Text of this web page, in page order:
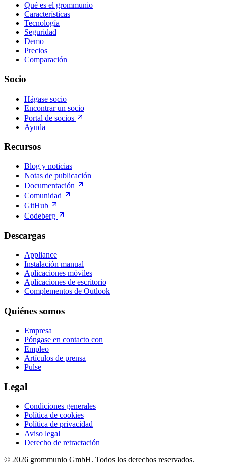
Qué es el grommunio
Características
Tecnología
Seguridad
Demo
Precios
Comparación
Socio
Hágase socio
Encontrar un socio
Portal de socios
Ayuda
Recursos
Blog y noticias
Notas de publicación
Documentación
Comunidad
GitHub
Codeberg
Descargas
Appliance
Instalación manual
Aplicaciones móviles
Aplicaciones de escritorio
Complementos de Outlook
Quiénes somos
Empresa
Póngase en contacto con
Empleo
Artículos de prensa
Pulse
Legal
Condiciones generales
Política de cookies
Política de privacidad
Aviso legal
Derecho de retractación
© 2026 grommunio GmbH. Todos los derechos reservados.